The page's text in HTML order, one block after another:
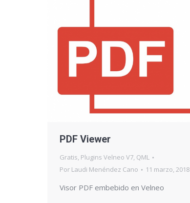
PDF Viewer
Gratis, Plugins Velneo V7, QML
Por Laudi Menéndez Cano 11 marzo, 2018
Visor PDF embebido en Velneo